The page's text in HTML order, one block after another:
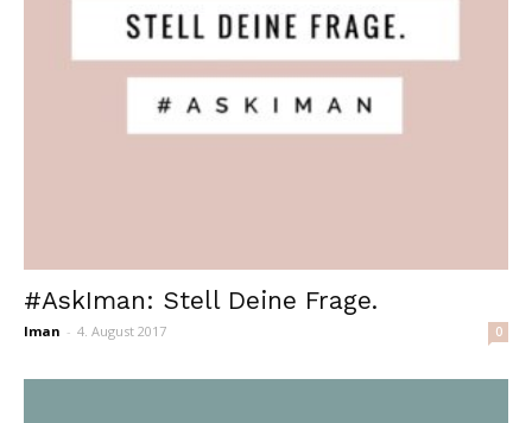
#AskIman: Stell Deine Frage.
Iman - 4. August 2017 0